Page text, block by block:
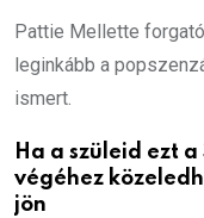
Pattie Mellette
leginkább a
ismert.
Ha a szüleid ezt
végéhez
jön